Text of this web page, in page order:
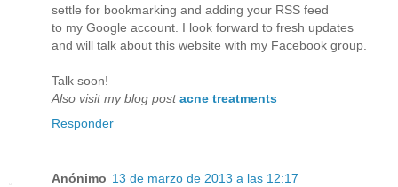
settle for bookmarking and adding your RSS feed
to my Google account. I look forward to fresh updates
and will talk about this website with my Facebook group.
Talk soon!
Also visit my blog post acne treatments
Responder
Anónimo 13 de marzo de 2013 a las 12:17